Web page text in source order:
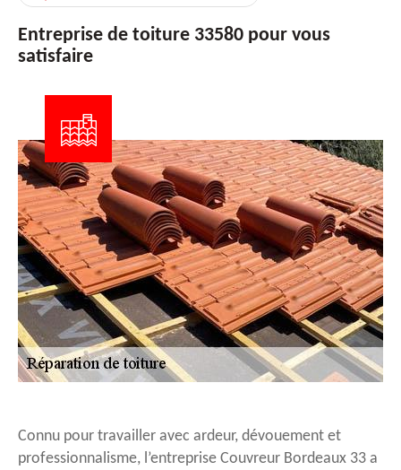
Entreprise de toiture 33580 pour vous
satisfaire
Connu pour travailler avec ardeur, dévouement et
professionnalisme, l’entreprise Couvreur Bordeaux 33 a